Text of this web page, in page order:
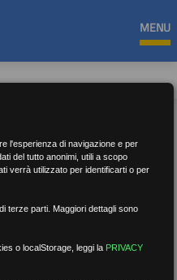
MENU
l'esperienza di navigazione e per
del tutto anonimi, utili a scopo
verrà utilizzato per identificarti o per
terze parti. Maggiori dettagli sono
o localStorage, leggi la PRIVACY